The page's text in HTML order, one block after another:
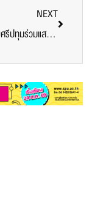
NEXT
มหาวิทยาลัยศรีปทุมร่วมแสดงความยินดี ผศ.ดร.ไพบูลย์ สุขวิจิตรบาร์ คณบดีคณะศิลปศาสตร์ เข้ารอบนำเสนอรางวัลเกียรติยศ ASA IHL Thailand Outstanding Achievement Award 2025